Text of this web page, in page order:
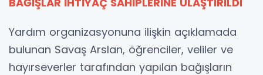
Yardım organizasyonuna ilişkin açıklamada
bulunan Savaş Arslan, öğrenciler, veliler ve
hayırseverler tarafından yapılan bağışların